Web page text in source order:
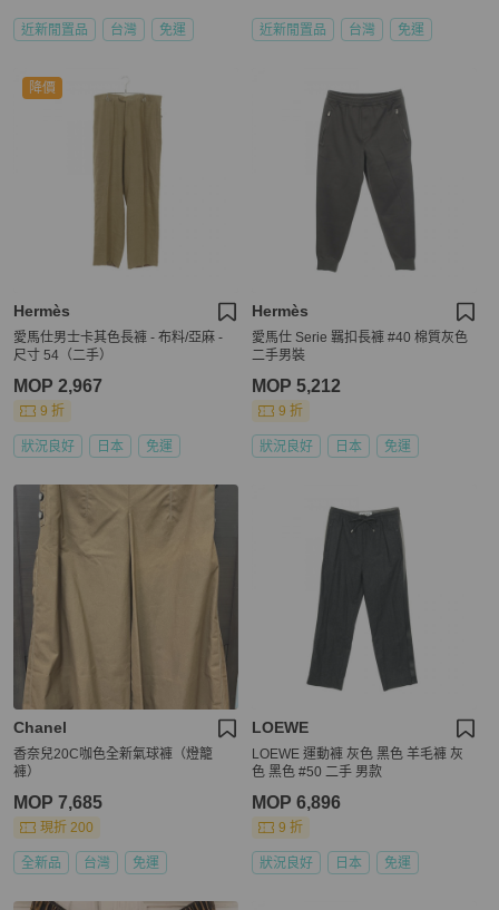
近新閒置品 台灣 免運 近新閒置品 台灣 免運
降價
Hermès
愛馬仕男士卡其色長褲 - 布料/亞麻 -
尺寸 54（二手）
MOP 2,967
9 折
狀況良好 日本 免運
Hermès
愛馬仕 Serie 羈扣長褲 #40 棉質灰色
二手男裝
MOP 5,212
9 折
狀況良好 日本 免運
Chanel
香奈兒20C咖色全新氣球褲（燈籠
褲）
MOP 7,685
現折 200
全新品 台灣 免運
LOEWE
LOEWE 運動褲 灰色 黑色 羊毛褲 灰
色 黑色 #50 二手 男款
MOP 6,896
9 折
狀況良好 日本 免運